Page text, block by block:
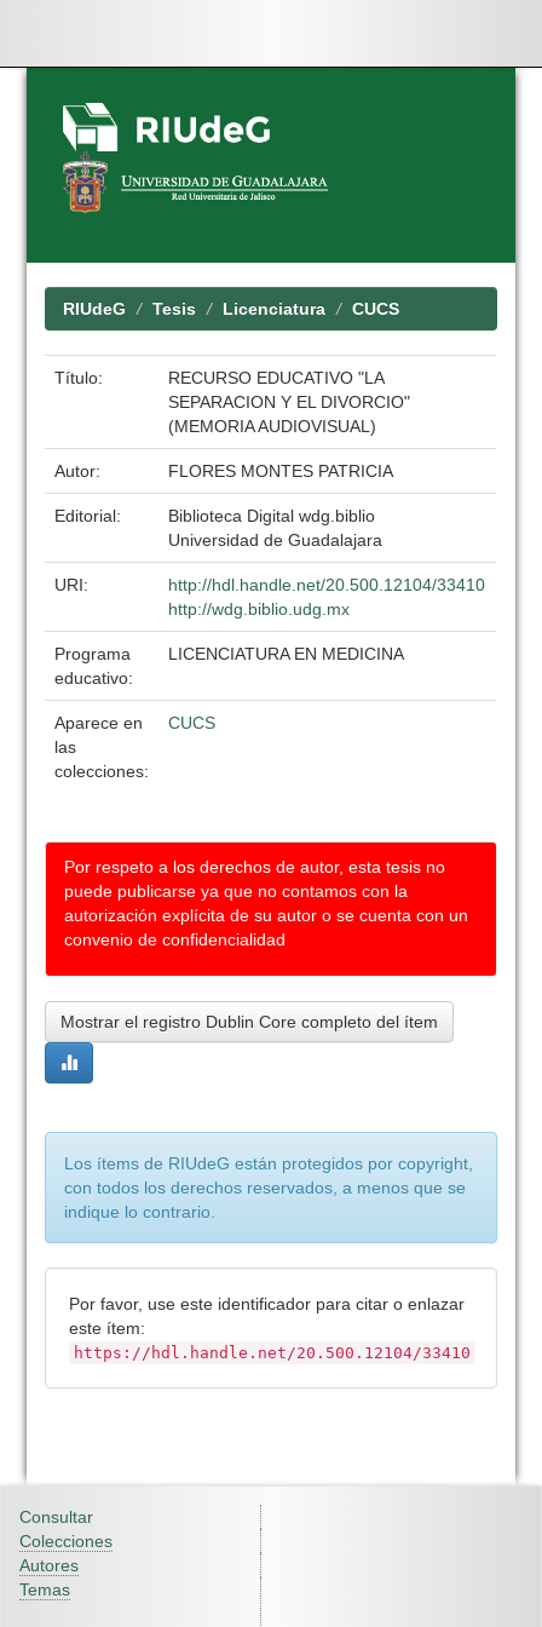
Skip
navigation
RIUdeG Tesis Licenciatura CUCS
Título:
RECURSO EDUCATIVO "LA
SEPARACION Y EL DIVORCIO"
(MEMORIA AUDIOVISUAL)
Autor: FLORES MONTES PATRICIA
Editorial:
Biblioteca Digital wdg.biblio
Universidad de Guadalajara
URI:
http://hdl.handle.net/20.500.12104/33410
http://wdg.biblio.udg.mx
Programa
educativo:
LICENCIATURA EN MEDICINA
Aparece en
las
colecciones:
CUCS
Por respeto a los derechos de autor, esta tesis no
puede publicarse ya que no contamos con la
autorización explícita de su autor o se cuenta con un
convenio de confidencialidad
Mostrar el registro Dublin Core completo del ítem
Los ítems de RIUdeG están protegidos por copyright,
con todos los derechos reservados, a menos que se
indique lo contrario.
Por favor, use este identificador para citar o enlazar
este ítem:
https://hdl.handle.net/20.500.12104/33410
Consultar
Colecciones
Autores
Temas